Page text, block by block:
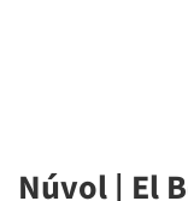
Núvol | El